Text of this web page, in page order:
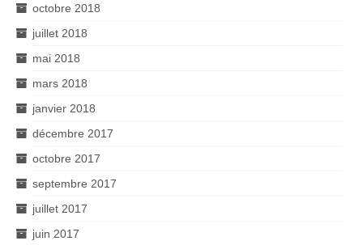
octobre 2018
juillet 2018
mai 2018
mars 2018
janvier 2018
décembre 2017
octobre 2017
septembre 2017
juillet 2017
juin 2017